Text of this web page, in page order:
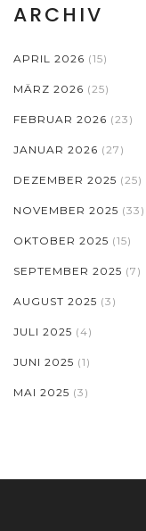
ARCHIV
APRIL 2026 (15)
MÄRZ 2026 (25)
FEBRUAR 2026 (23)
JANUAR 2026 (27)
DEZEMBER 2025 (25)
NOVEMBER 2025 (33)
OKTOBER 2025 (15)
SEPTEMBER 2025 (7)
AUGUST 2025 (3)
JULI 2025 (4)
JUNI 2025 (1)
MAI 2025 (3)